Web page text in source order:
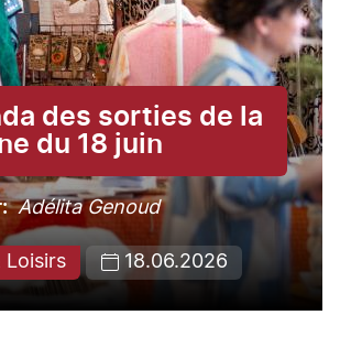
des sorties de la
du 18 juin
Adélita Genoud
Loisirs 18.06.2026